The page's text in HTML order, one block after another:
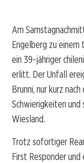
Am
Engelberg zu einem
ein 39-jähriger
erlitt. Der Unfall
Brunni, nur kurz
Schwierigkeiten und
Wiesland.
Trotz sofortiger
First Responder